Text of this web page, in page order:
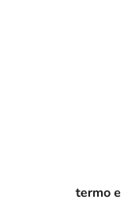
termo